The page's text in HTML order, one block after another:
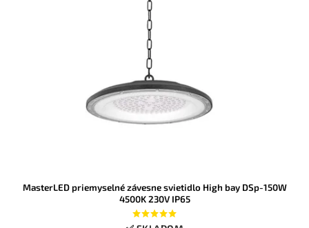
MasterLED priemyselné závesne svietidlo High bay DSp-150W
4500K 230V IP65